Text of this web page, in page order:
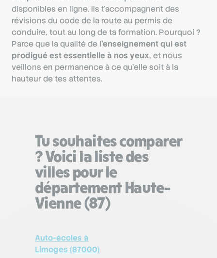
disponibles en ligne. Ils t'accompagnent des
révisions du code de la route au permis de
conduire, tout au long de ta formation. Pourquoi ?
Parce que la qualité de l’enseignement qui est
prodigué est essentielle à nos yeux, et nous
veillons en permanence à ce qu’elle soit à la
hauteur de tes attentes.
Tu souhaites comparer
? Voici la liste des
villes pour le
département Haute-
Vienne (87)
Auto-écoles à
Limoges (87000)